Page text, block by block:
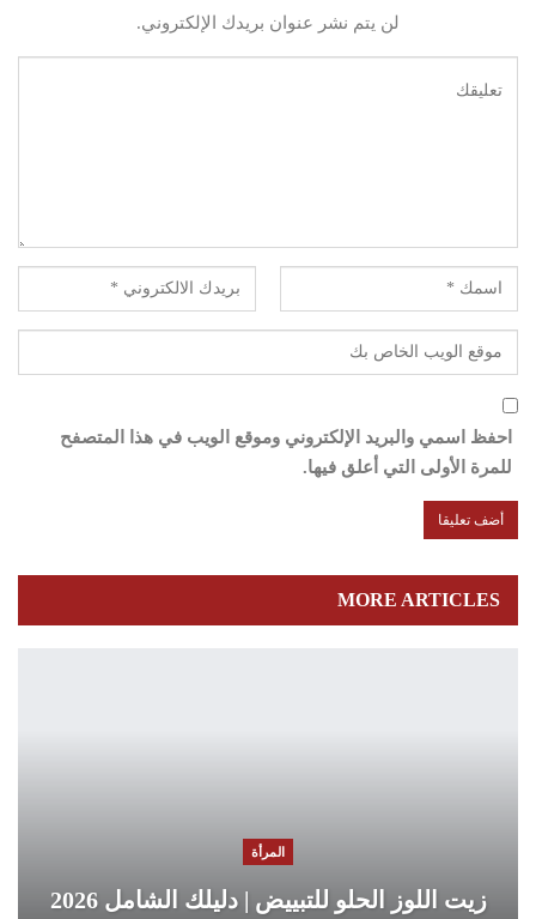
لن يتم نشر عنوان بريدك الإلكتروني.
احفظ اسمي والبريد الإلكتروني وموقع الويب في هذا المتصفح
للمرة الأولى التي أعلق فيها.
MORE ARTICLES
المرأة
زيت اللوز الحلو للتبييض | دليلك الشامل 2026